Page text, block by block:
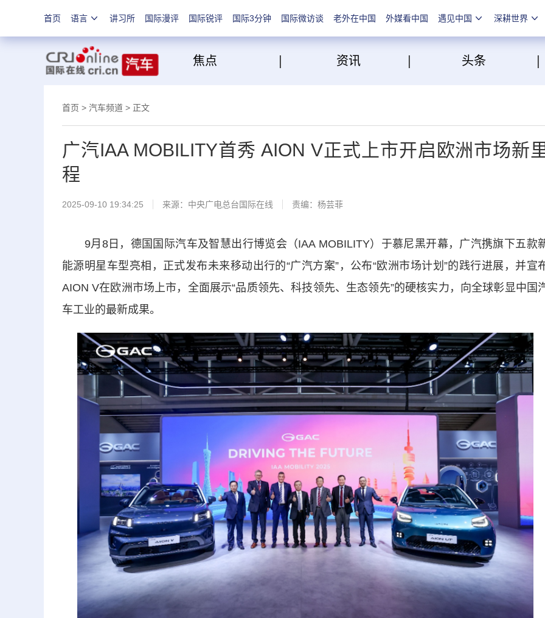
首页 语言 讲习所 国际漫评 国际锐评 国际3分钟 国际微访谈 老外在中国 外媒看中国 遇见中国 深耕世界
焦点 | 资讯 | 头条
首页 > 汽车频道 > 正文
广汽IAA MOBILITY首秀 AION V正式上市开启欧洲市场新
程
2025-09-10 19:34:25 来源：中央广电总台国际在线 责编：杨芸菲
9月8日，德国国际汽车及智慧出行博览会（IAA MOBILITY）于慕尼黑开幕，广汽携旗下五款
能源明星车型亮相，正式发布未来移动出行的“广汽方案”，公布“欧洲市场计划”的践行进展，并宣
AION V在欧洲市场上市，全面展示“品质领先、科技领先、生态领先”的硬核实力，向全球彰显中国
车工业的最新成果。